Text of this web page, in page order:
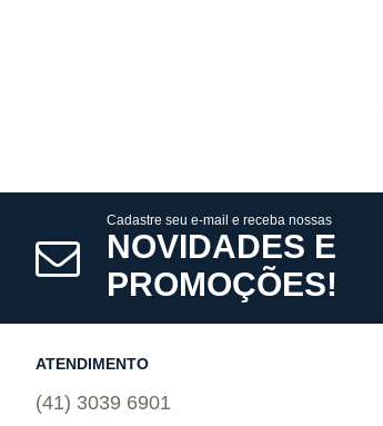
Cadastre seu e-mail e receba nossas
NOVIDADES E
PROMOÇÕES!
ATENDIMENTO
(41) 3039 6901